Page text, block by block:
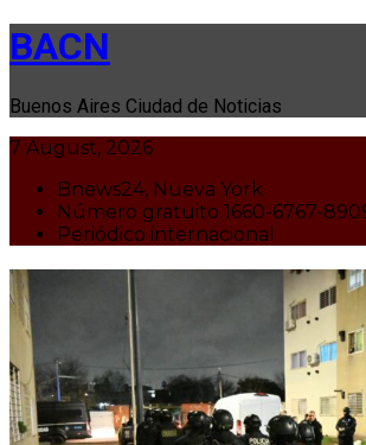
BACN
Buenos Aires Ciudad de Noticias
7 August, 2026
Bnews24, Nueva York
Número gratuito 1660-6767-
Periódico internacional